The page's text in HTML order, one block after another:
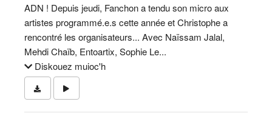
ADN ! Depuis jeudi, Fanchon a tendu son micro aux
artistes programmé.e.s cette année et Christophe a
rencontré les organisateurs... Avec Naïssam Jalal,
Mehdi Chaïb, Entoartix, Sophie Le...
Diskouez muioc'h